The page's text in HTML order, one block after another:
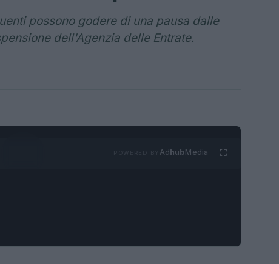
possono godere di una pausa dalle
dell'Agenzia delle Entrate.
AdhubMedia